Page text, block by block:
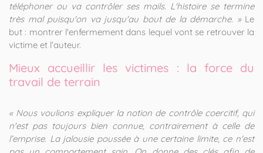
téléphoner ou va contrôler ses mails. L'histoire se termine
très mal puisqu'on va jusqu'au bout de la démarche. »Le
but : montrer l'enfermement dans lequel vont se retrouver la
victime et l’auteur.
Mieux accueillir les victimes : la force du
travail de terrain
« Nous voulions expliquer la notion de contrôle coercitif, qui
n'est pas toujours bien connue, contrairement à celle de
l’emprise. La jalousie poussée à une certaine limite, ce n'est